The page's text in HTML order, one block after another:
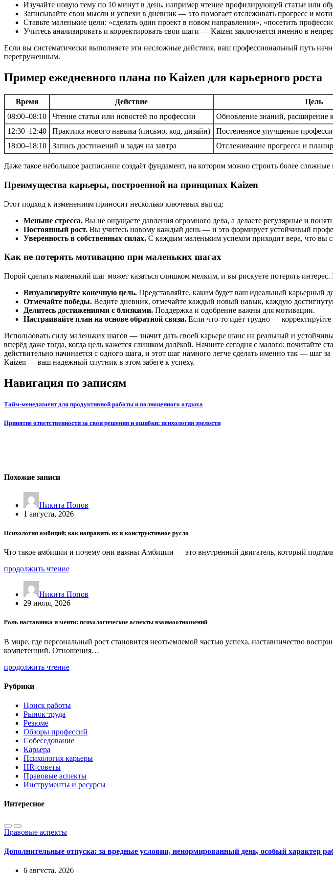
Изучайте новую тему по 10 минут в день, например чтение профилирующей статьи или
Записывайте свои мысли и успехи в дневник — это помогает отслеживать прогресс и
Ставьте маленькие цели: «сделать один проект в новом направлении», «посетить
Учитесь анализировать и корректировать свои шаги — Kaizen заключается именно в
Если вы систематически выполняете эти несложные действия, ваш профессиональный путь
перегруженным.
Пример ежедневного плана по Kaizen для карьерного роста
Время Действие
Цель
08:00–08:10
Чтение статьи или новостей по профессии
Обновление знаний, расширение
12:30–12:40
Практика нового навыка (письмо, код, дизайн)
Постепенное улучшение
18:00–18:10
Запись достижений и задач на завтра Отслеживание прогресса и
Даже такое небольшое расписание создаёт фундамент, на котором можно строить более
Преимущества карьеры, построенной на принципах Kaizen
Этот подход к изменениям приносит несколько ключевых выгод:
Меньше стресса. Вы не ощущаете давления огромного дела, а делаете регулярные и
Постоянный рост. Вы учитесь новому каждый день — и это формирует устойчивый
Уверенность в собственных силах. С каждым маленьким успехом приходит вера, что вы
Как не потерять мотивацию при маленьких шагах
Порой сделать маленький шаг может казаться слишком мелким, и вы рискуете потерять интерес.
Визуализируйте конечную цель. Представляйте, каким будет ваш идеальный карьерный
Отмечайте победы. Ведите дневник, отмечайте каждый новый навык, каждую
Делитесь достижениями с близкими. Поддержка и одобрение важны для мотивации.
Настраивайте план на основе обратной связи. Если что-то идёт трудно —
Использовать силу маленьких шагов — значит дать своей карьере шанс на реальный и
вперёд даже тогда, когда цель кажется слишком далёкой. Начните сегодня с малого:
действительно начинается с одного шага, и этот шаг намного легче сделать именно так —
Kaizen — ваш надежный спутник в этом забеге к успеху.
Навигация по записям
Тайм-менеджмент для продуктивной работы и полноценного отдыха
Принятие ответственности за свои решения и ошибки: психология зрелости
Похожие записи
Никита Попов
1 августа, 2026
Психология амбиций: как направить их в конструктивное русло
Что такое амбиции и почему они важны Амбиции — это внутренний двигатель, который
продолжить чтение
Никита Попов
29 июля, 2026
Роль наставника и менти: психологические аспекты взаимоотношений
В мире, где персональный рост становится неотъемлемой частью успеха, наставничество
компетенций. Отношения…
продолжить чтение
Рубрики
Поиск работы
Рынок труда
Резюме
Обзоры профессий
Собеседование
Карьера
Психология карьеры
HR-советы
Правовые аспекты
Инструменты и ресурсы
Интересное
Правовые аспекты
Дополнительные отпуска: за вредные условия, ненормированный день, особый характер
6 августа, 2026